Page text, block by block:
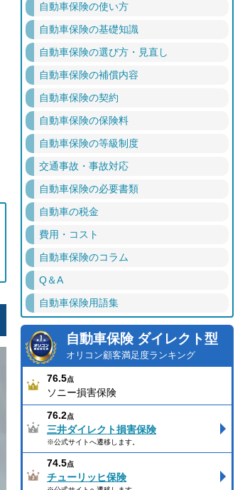
自動車保険の使い方
自動車保険の基礎知識
自動車保険の選び方・見直し
自動車保険の補償内容
自動車保険の契約
自動車保険の保険料
自動車保険の等級制度
交通事故・事故対応
自動車保険の必要書類
自動車の税金
費用・コスト
自動車保険のコラム
Q＆A
自動車保険用語集
自動車保険 ダイレクト型
オリコン顧客満足度ランキング
76.5点
ソニー損害保険
76.2点
三井ダイレクト損害保険
※公式サイトへ遷移します。
74.5点
チューリッヒ保険